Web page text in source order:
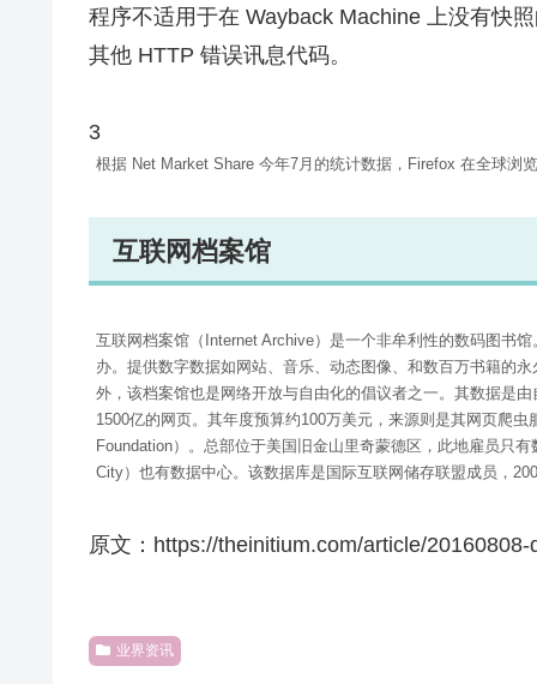
程序不适用于在 Wayback Machine 上没有快
其他 HTTP 错误讯息代码。
3
根据 Net Market Share 今年7月的统计数据，Firefox 在全球浏
互联网档案馆
互联网档案馆（Internet Archive）是一个非牟利性的数码图书
办。提供数字数据如网站、音乐、动态图像、和数百万书籍的
外，该档案馆也是网络开放与自由化的倡议者之一。其数据是
1500亿的网页。其年度预算约100万美元，来源则是其网页爬
Foundation）。总部位于美国旧金山里奇蒙德区，此地雇员只
City）也有数据中心。该数据库是国际互联网储存联盟成员，
原文：https://theinitium.com/article/
业界资讯